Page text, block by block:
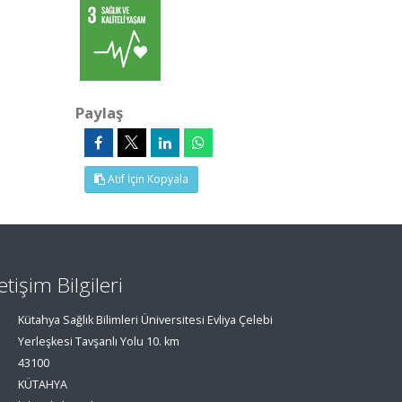
Paylaş
Atıf İçin Kopyala
Bilgileri
Kütahya Sağlık Bilimleri Üniversitesi Evliya Çelebi
Yerleşkesi Tavşanlı Yolu 10. km
43100
KÜTAHYA